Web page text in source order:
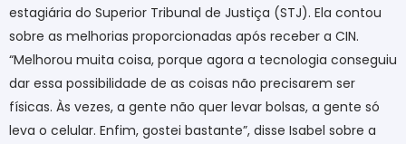
estagiária do Superior Tribunal de Justiça (STJ). Ela contou
sobre as melhorias proporcionadas após receber a CIN.
“Melhorou muita coisa, porque agora a tecnologia conseguiu
dar essa possibilidade de as coisas não precisarem ser
físicas. Às vezes, a gente não quer levar bolsas, a gente só
leva o celular. Enfim, gostei bastante”, disse Isabel sobre a